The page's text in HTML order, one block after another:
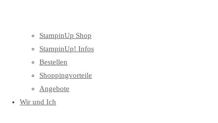
StampinUp Shop
StampinUp! Infos
Bestellen
Shoppingvorteile
Angebote
Wir und Ich